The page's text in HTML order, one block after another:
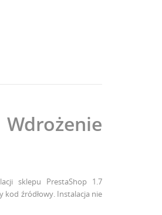
sklepu PrestaShop 1.7
kod źródłowy. Instalacja nie